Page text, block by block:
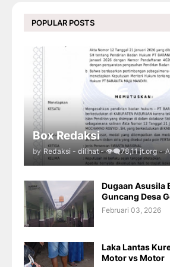
POPULAR POSTS
Box Redaksi
by Redaksi - dilihat - 👁️‍🗨️78,11 jt.org -
Dugaan Asusila
Guncang Desa
Februari 03, 2026
Laka Lantas
Motor vs Motor